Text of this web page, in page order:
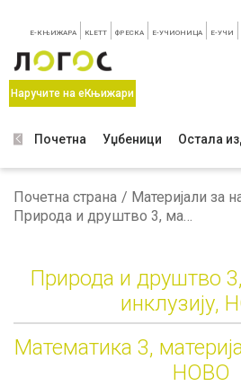
E-КЊИЖАРА KLETT ФРЕСКА E-УЧИОНИЦА E-УЧИ
Наручите на еКњижари
Почетна Уџбеници Остала
Почетна страна
Материјали за
Природа и друштво 3, материјал за инклузију, НОВО
Природа и друштво
инклузију,
Mатематика 3,
НОВО